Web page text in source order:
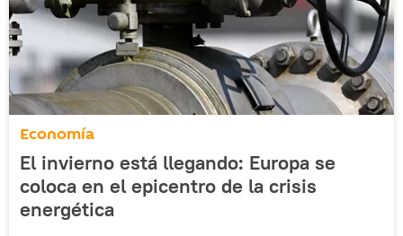
Economía
El invierno está llegando: Europa se
coloca en el epicentro de la crisis
energética